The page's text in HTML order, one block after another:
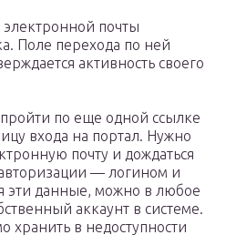
почты
Поле перехода по ней
активность своего
по еще одной ссылке
входа на портал. Нужно
почту и дождаться
— логином и
эти данные, можно в любое
аккаунт в системе.
хранить в недоступности